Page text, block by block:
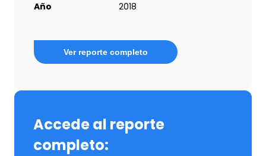
Año 2018
Ver reporte completo
Accede al reporte
completo: